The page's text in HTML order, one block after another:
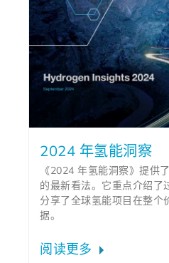
2024 年氢能洞察
《2024 年氢能洞察》提供
的最新看法。它重点介绍了
分享了全球氢能项目在整个
据。
阅读更多